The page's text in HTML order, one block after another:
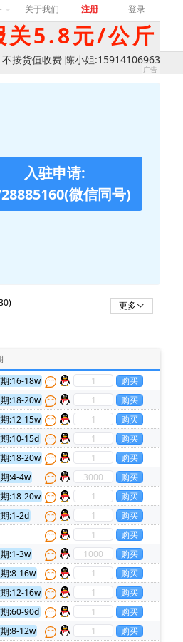
关于我们 注册 登录
关5.8元/公斤
按货值收费 陈小姐:15914106963
入驻申请:
微信同号)
Allwinner(全志)(51)
ON(安森美)(22)
江波龙)(11)
REALTEK(瑞昱)(7)
京瓷)(3)
HK(航顺)(3)
ECS Inc(2)
Nvidia(英伟达)(2)
台湾第一电阻)(2)
AMS(艾迈斯)(1)
更多
:16-18w
:18-20w
:12-15w
:10-15d
:18-20w
:4-4w
:18-20w
:1-2d
:1-3w
:8-16w
:12-16w
:60-90d
:8-12w